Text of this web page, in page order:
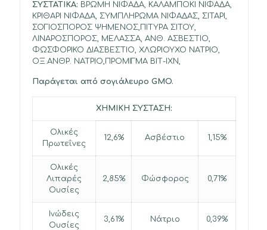
ΣΥΣΤΑΤΙΚΑ: ΒΡΩΜΗ ΝΙΦΑΔΑ, ΚΑΛΑΜΠΟΚI ΝΙΦΑΔΑ,
ΚΡΙΘΑΡΙ ΝΙΦΑΔΑ, ΣΥΜΠΛΗΡΩΜΑ ΝΙΦΑΔΑΣ, ΣΙΤΑΡΙ,
ΣΟΓΙΟΣΠΟΡΟΣ ΨΗΜΕΝΟΣ,ΠΙΤΥΡΑ ΣΙΤΟΥ,
ΛΙΝΑΡΟΣΠΟΡΟΣ, ΜΕΛΑΣΣΑ, ΑΝΘ. ΑΣΒΕΣΤΙΟ,
ΦΩΣΦΟΡΙΚΟ ΔΙΑΣΒΕΣΤΙΟ, ΧΛΩΡΙΟΥΧΟ ΝΑΤΡΙΟ,
ΟΞ.ΑΝΘΡ. ΝΑΤΡΙΟ,ΠΡΟΜΙΓΜΑ ΒΙΤ-ΙΧΝ,
Παράγεται από σογιάλευρο GMO.
ΧΗΜΙΚΗ ΣΥΣΤΑΣΗ:
Ολικές
Πρωτεΐνες
12,6% Ασβέστιο 1,15%
Ολικές
Λιπαρές
Ουσίες
2,85% Φώσφορος 0,71%
Ινώδεις
Ουσίες
3,61% Νάτριο 0,39%